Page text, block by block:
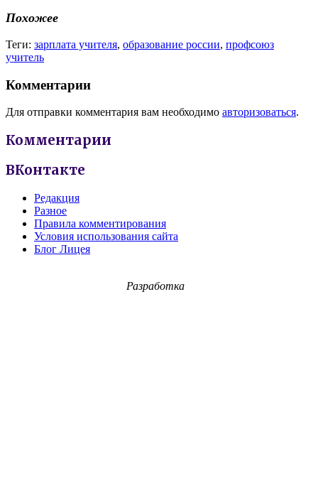
Похожее
Теги: зарплата учителя, образование россии, профсоюз
учитель
Комментарии
Для отправки комментария вам необходимо авторизоваться.
Комментарии
ВКонтакте
Редакция
Разное
Правила комментирования
Условия использования сайта
Блог Лицея
Разработка